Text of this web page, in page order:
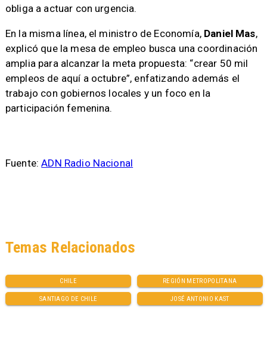
obliga a actuar con urgencia.
En la misma línea, el ministro de Economía, Daniel Mas,
explicó que la mesa de empleo busca una coordinación
amplia para alcanzar la meta propuesta: “crear 50 mil
empleos de aquí a octubre”, enfatizando además el
trabajo con gobiernos locales y un foco en la
participación femenina.
Fuente:ADN Radio Nacional
CHILE REGIÓN METROPOLITANA
SANTIAGO DE CHILE JOSÉ ANTONIO KAST
Temas Relacionados